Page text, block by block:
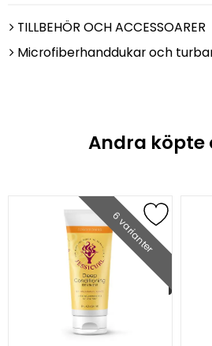
TILLBEHÖR OCH ACCESSOARER
Microfiberhanddukar och
Andra köpte
6 varianter